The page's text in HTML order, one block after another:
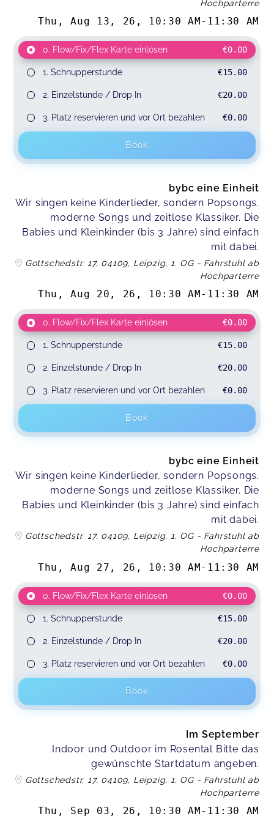
Hochparterre
Thu, Aug 13, 26 , 10:30 AM- 11:30 AM
0. Flow/Fix/Flex Karte einlösen €0.00
1. Schnupperstunde €15.00
2. Einzelstunde / Drop In €20.00
3. Platz reservieren und vor Ort bezahlen €0.00
Book
bybc eine Einheit
Wir singen keine Kinderlieder, sondern Popsongs.
moderne Songs und zeitlose Klassiker. Die
Babies und Kleinkinder (bis 3 Jahre) sind einfach
mit dabei.
Gottschedstr. 17, 04109, Leipzig, 1. OG - Fahrstuhl ab
Hochparterre
Thu, Aug 20, 26 , 10:30 AM - 11:30 AM
0. Flow/Fix/Flex Karte einlösen €0.00
1. Schnupperstunde €15.00
2. Einzelstunde / Drop In €20.00
3. Platz reservieren und vor Ort bezahlen €0.00
Book
bybc eine Einheit
Wir singen keine Kinderlieder, sondern Popsongs.
moderne Songs und zeitlose Klassiker. Die
Babies und Kleinkinder (bis 3 Jahre) sind einfach
mit dabei.
Gottschedstr. 17, 04109, Leipzig, 1. OG - Fahrstuhl ab
Hochparterre
Thu, Aug 27, 26 , 10:30 AM- 11:30 AM
0. Flow/Fix/Flex Karte einlösen €0.00
1. Schnupperstunde €15.00
2. Einzelstunde / Drop In €20.00
3. Platz reservieren und vor Ort bezahlen €0.00
Book
Im September
Indoor und Outdoor im Rosental Bitte das
gewünschte Startdatum angeben.
Gottschedstr. 17, 04109, Leipzig, 1. OG - Fahrstuhl ab
Hochparterre
Thu, Sep 03, 26 , 10:30 AM - 11:30 AM